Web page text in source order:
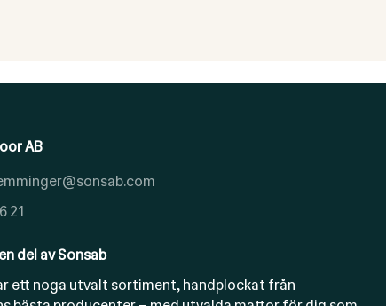
AB
21
del av Sonsab
ett noga utvalt sortiment, handplockat från